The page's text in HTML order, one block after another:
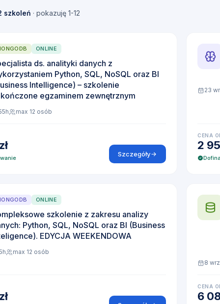
szkoleń · pokazuję 1-12
ONLINE
ds. analityki danych z
Python, SQL, NoSQL oraz BI
Intelligence) – szkolenie
egzaminem zewnętrznym
max 12 osób
Szczegóły
23
CENA
2
ONLINE
szkolenie z zakresu analizy
Python, SQL, NoSQL oraz BI (Business
EDYCJA WEEKENDOWA
max 12 osób
8 wrz
CENA
6